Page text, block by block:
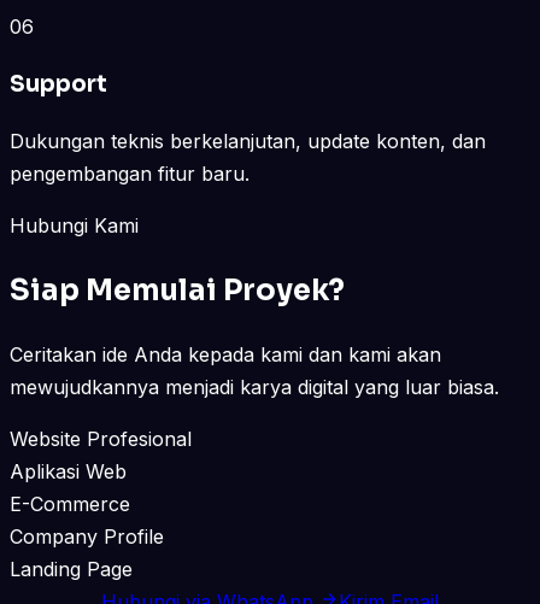
06
Support
Dukungan teknis berkelanjutan, update konten, dan
pengembangan fitur baru.
Hubungi Kami
Siap Memulai Proyek?
Ceritakan ide Anda kepada kami dan kami akan
mewujudkannya menjadi karya digital yang luar biasa.
Website Profesional
Aplikasi Web
E-Commerce
Company Profile
Landing Page